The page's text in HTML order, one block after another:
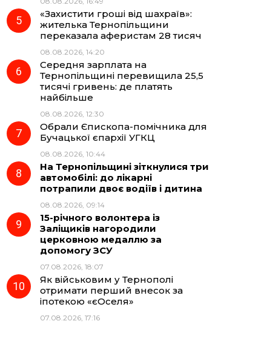
«Захистити гроші від шахраїв»:
жителька Тернопільщини
переказала аферистам 28 тисяч
08.08.2026, 14:20
Середня зарплата на
Тернопільщині перевищила 25,5
тисячі гривень: де платять
найбільше
08.08.2026, 12:30
Обрали Єпископа-помічника для
Бучацької єпархії УГКЦ
08.08.2026, 10:44
На Тернопільщині зіткнулися три
автомобілі: до лікарні
потрапили двоє водіїв і дитина
08.08.2026, 09:14
15-річного волонтера із
Заліщиків нагородили
церковною медаллю за
допомогу ЗСУ
07.08.2026, 18:07
Як військовим у Тернополі
отримати перший внесок за
іпотекою «єОселя»
07.08.2026, 17:16